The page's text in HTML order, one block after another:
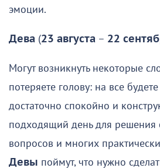
эмоции.
Дева (23 августа – 22
Могут возникнуть некоторые
потеряете голову: на все
достаточно спокойно и
подходящий день для решения
вопросов и многих
Девы поймут, что нужно